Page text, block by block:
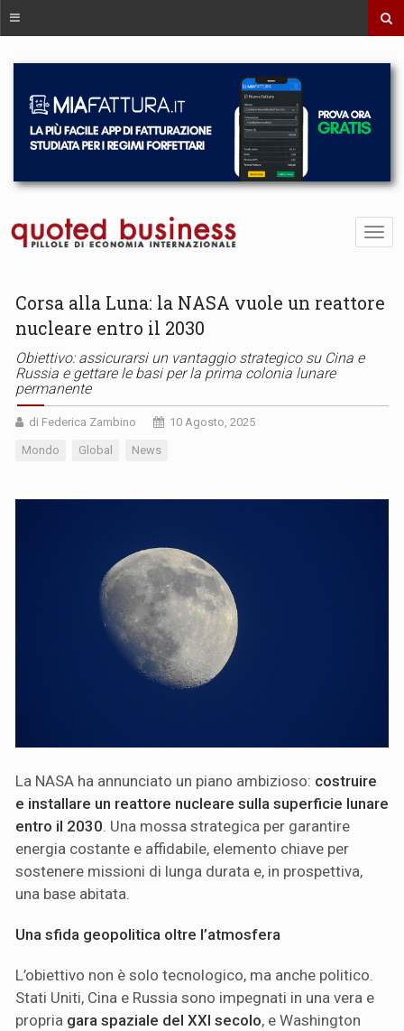
Corsa alla Luna: la NASA vuole un reattore
nucleare entro il 2030
Obiettivo: assicurarsi un vantaggio strategico su Cina e
Russia e gettare le basi per la prima colonia lunare
permanente
di Federica Zambino 10 Agosto, 2025
Mondo Global News
La NASA ha annunciato un piano ambizioso: costruire
e installare un reattore nucleare sulla superficie lunare
entro il 2030. Una mossa strategica per garantire
energia costante e affidabile, elemento chiave per
sostenere missioni di lunga durata e, in prospettiva,
una base abitata.
Una sfida geopolitica oltre l’atmosfera
L’obiettivo non è solo tecnologico, ma anche politico.
Stati Uniti, Cina e Russia sono impegnati in una vera e
propria gara spaziale del XXI secolo, e Washington